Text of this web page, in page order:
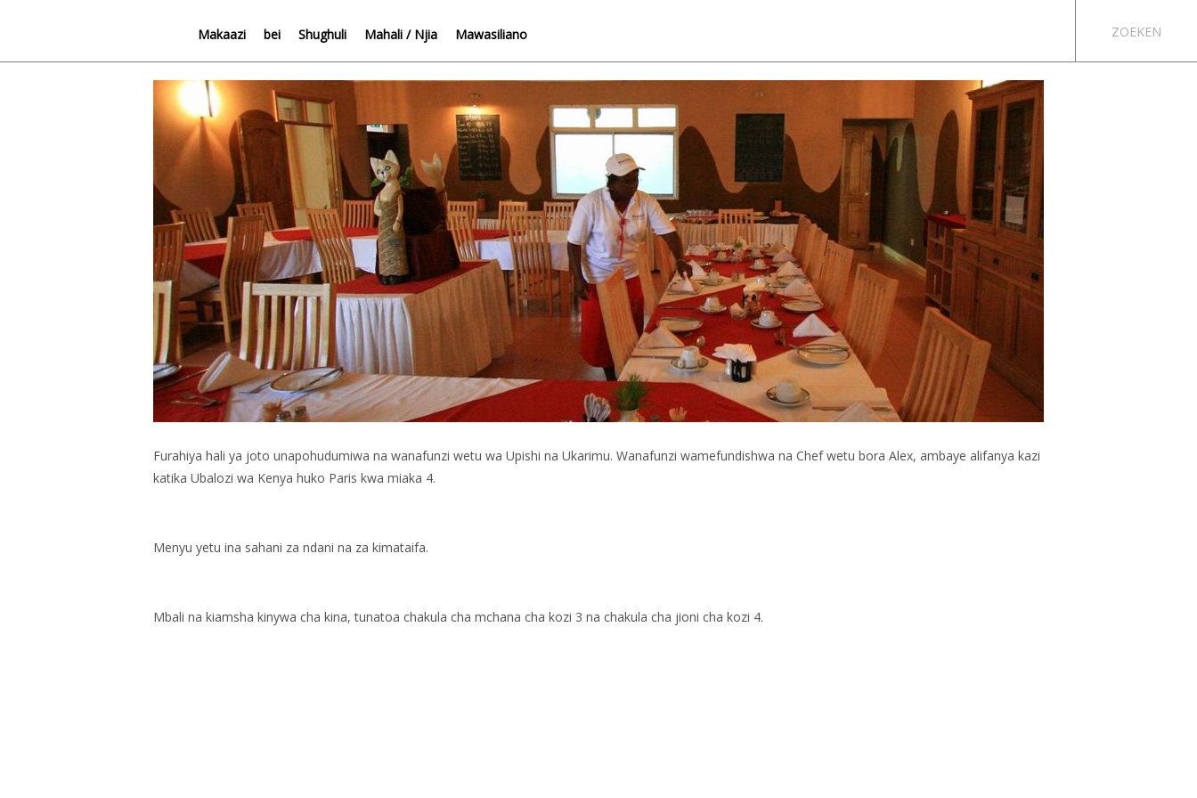
Makaazi bei Shughuli Mahali / Njia Mawasiliano ZOEKEN
Furahiya hali ya joto unapohudumiwa na wanafunzi wetu wa Upishi na Ukarimu. Wanafunzi wamefundishwa na Chef wetu bora Alex, ambaye alifanya kazi
katika Ubalozi wa Kenya huko Paris kwa miaka 4.
Menyu yetu ina sahani za ndani na za kimataifa.
Mbali na kiamsha kinywa cha kina, tunatoa chakula cha mchana cha kozi 3 na chakula cha jioni cha kozi 4.